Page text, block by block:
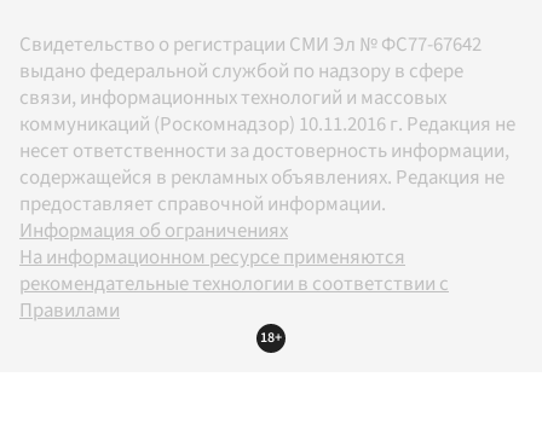
Свидетельство о регистрации СМИ Эл № ФС77-67642
выдано федеральной службой по надзору в сфере
связи, информационных технологий и массовых
коммуникаций (Роскомнадзор) 10.11.2016 г. Редакция не
несет ответственности за достоверность информации,
содержащейся в рекламных объявлениях. Редакция не
предоставляет справочной информации.
Информация об ограничениях
На информационном ресурсе применяются
рекомендательные технологии в соответствии с
Правилами
18+